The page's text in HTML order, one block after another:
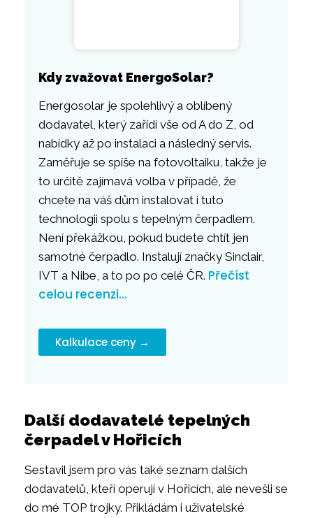
Kdy zvažovat EnergoSolar?
Energosolar je spolehlivý a oblíbený
dodavatel, který zařídí vše od A do Z, od
nabídky až po instalaci a následný servis.
Zaměřuje se spíše na fotovoltaiku, takže je
to určitě zajímavá volba v případě, že
chcete na váš dům instalovat i tuto
technologii spolu s tepelným čerpadlem.
Není překážkou, pokud budete chtít jen
samotné čerpadlo. Instalují značky Sinclair,
IVT a Nibe, a to po po celé ČR. Přečíst
celou recenzi…
Kalkulace ceny →
Další dodavatelé tepelných
čerpadel v Hořicích
Sestavil jsem pro vás také seznam dalších
dodavatelů, kteří operují v Hořicích, ale nevešli se
do mé TOP trojky. Přikládám i uživatelské